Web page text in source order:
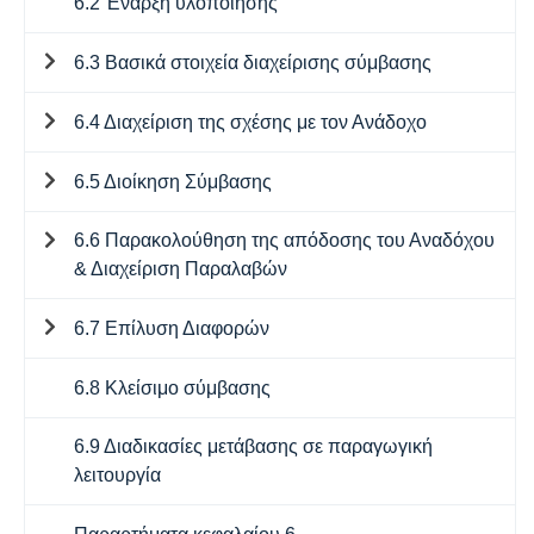
6.3 Βασικά στοιχεία διαχείρισης σύμβασης
6.4 Διαχείριση της σχέσης με τον Ανάδοχο
6.5 Διοίκηση Σύμβασης
6.6 Παρακολούθηση της απόδοσης του Αναδόχου
& Διαχείριση Παραλαβών
6.7 Επίλυση Διαφορών
6.8 Κλείσιμο σύμβασης
6.9 Διαδικασίες μετάβασης σε παραγωγική
λειτουργία